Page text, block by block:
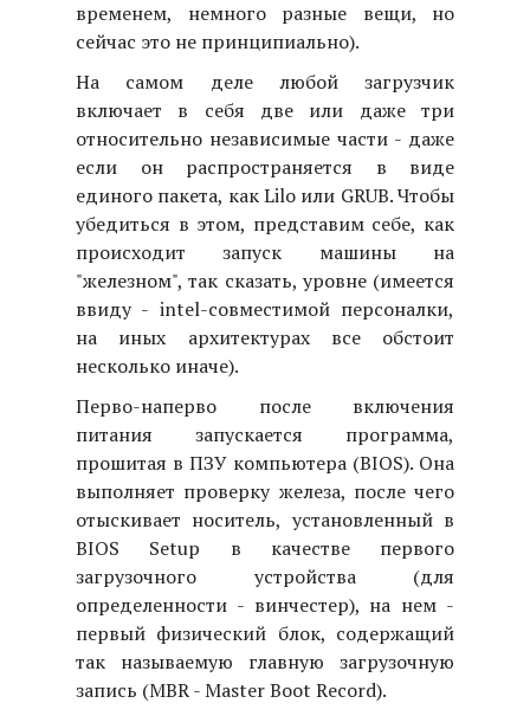
временем, немного разные вещи, но
сейчас это не принципиально).
На самом деле любой загрузчик
включает в себя две или даже три
относительно независимые части - даже
если он распространяется в виде
единого пакета, как Lilo или GRUB. Чтобы
убедиться в этом, представим себе, как
происходит запуск машины на
"железном", так сказать, уровне (имеется
ввиду - intel-совместимой персоналки,
на иных архитектурах все обстоит
несколько иначе).
Перво-наперво после включения
питания запускается программа,
прошитая в ПЗУ компьютера (BIOS). Она
выполняет проверку железа, после чего
отыскивает носитель, установленный в
BIOS Setup в качестве первого
загрузочного устройства (для
определенности - винчестер), на нем -
первый физический блок, содержащий
так называемую главную загрузочную
запись (MBR - Master Boot Record).